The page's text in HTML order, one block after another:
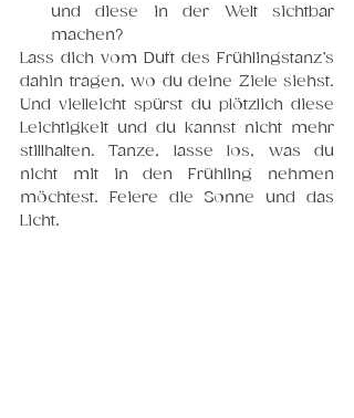
und diese in der Welt sichtbar
machen?
Lass dich vom Duft des Frühlingstanz’s
dahin tragen, wo du deine Ziele siehst.
Und vielleicht spürst du plötzlich diese
Leichtigkeit und du kannst nicht mehr
stillhalten. Tanze, lasse los, was du
nicht mit in den Frühling nehmen
möchtest. Feiere die Sonne und das
Licht.